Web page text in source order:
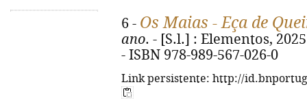
6 - Os Maias - Eça de
ano. - [S.l.] : Elementos,
- ISBN 978-989-567-026-0
Link persistente: http://